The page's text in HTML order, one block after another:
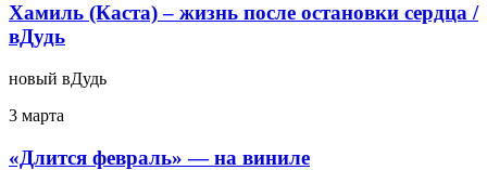
Хамиль (Каста) – жизнь после остановки сердца /
вДудь
новый вДудь
3 марта
«Длится февраль» — на виниле